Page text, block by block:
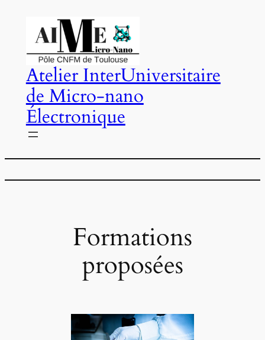
contenu
Atelier InterUniversitaire
de Micro-nano
Électronique
Formations
proposées